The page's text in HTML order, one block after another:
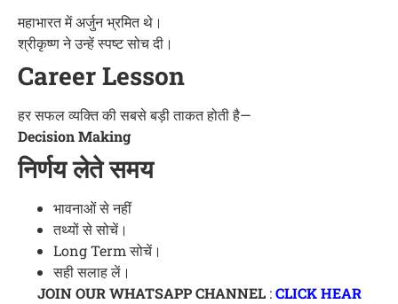
महाभारत में अर्जुन भ्रमित थे।
श्रीकृष्ण ने उन्हें स्पष्ट सोच दी।
Career Lesson
हर सफल व्यक्ति की सबसे बड़ी ताकत होती है—
Decision Making
निर्णय लेते समय
भावनाओं से नहीं
तथ्यों से सोचें।
Long Term सोचें।
सही सलाह लें।
JOIN OUR WHATSAPP CHANNEL:CLICK HEAR